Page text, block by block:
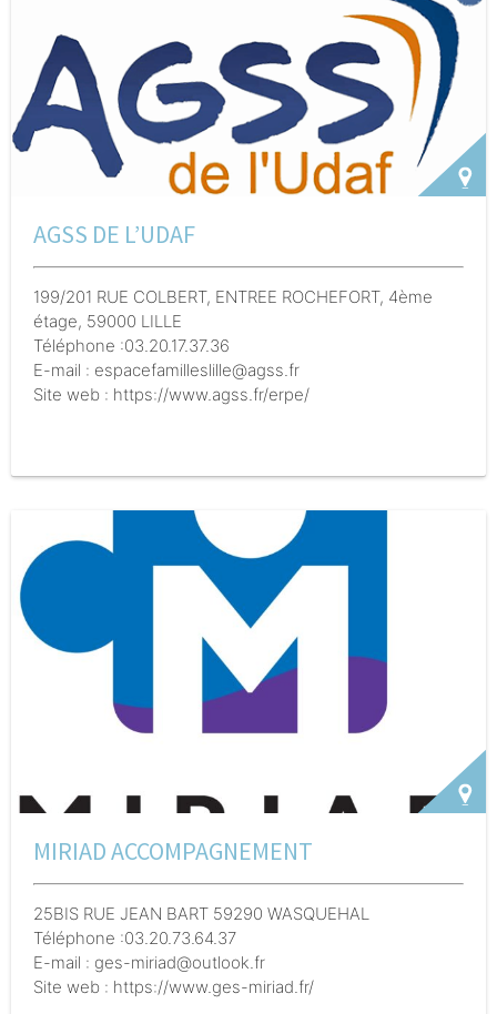
AGSS DE L’UDAF
199/201 RUE COLBERT, ENTREE ROCHEFORT, 4ème
étage, 59000 LILLE
Téléphone :03.20.17.37.36
E-mail : espacefamilleslille@agss.fr
Site web : https://www.agss.fr/erpe/
pour les personnes en situation de conflit familial
(couples séparés en difficulté de communication,
fratrie, grands-parents,) qui ont besoin d’un espace
tiers pour que le lien parental ou familial puisse être
maintenu. Ouverture 2 mercredis matins par mois à
Armentières et 2 vendredis soirs + 2 samedis
journées par mois à Lille.
MIRIAD ACCOMPAGNEMENT
25BIS RUE JEAN BART 59290 WASQUEHAL
Téléphone :03.20.73.64.37
E-mail : ges-miriad@outlook.fr
Site web : https://www.ges-miriad.fr/